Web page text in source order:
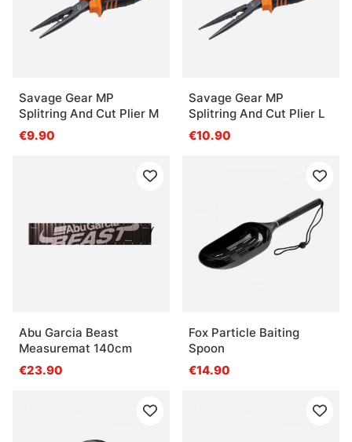
Savage Gear MP
Splitring And Cut Plier M
€9.90
Savage Gear MP
Splitring And Cut Plier L
€10.90
Abu Garcia Beast
Measuremat 140cm
€23.90
Fox Particle Baiting
Spoon
€14.90